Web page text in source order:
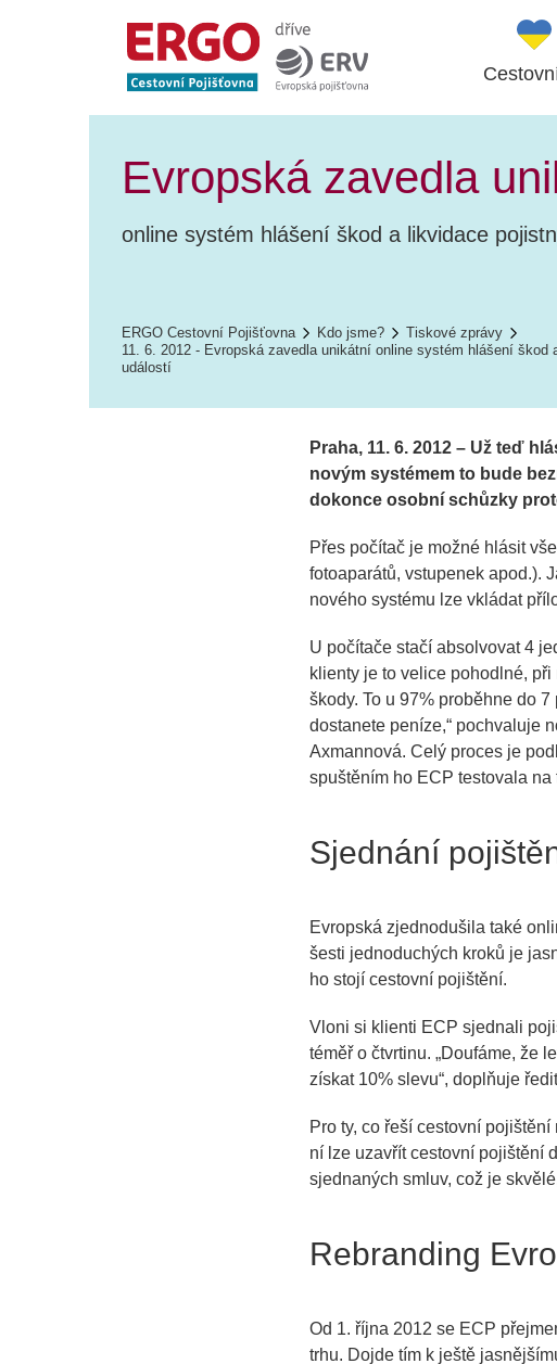
Evropská zavedla
online systém hlášení škod a likvidace
ERGO Cestovní Pojišťovna Kdo jsme?
Tiskové zprávy
11. 6. 2012 - Evropská zavedla unikátní online systém hlášení škod
událostí
Praha, 11. 6. 2012 – Už teď
novým systémem to bude
dokonce osobní schůzky
Přes počítač je možné hlásit
fotoaparátů, vstupenek apod.).
nového systému lze vkládat
U počítače stačí absolvovat 4
klienty je to velice pohodlné,
škody. To u 97% proběhne do
dostanete peníze,“ pochvaluje
Axmannová. Celý proces je
spuštěním ho ECP testovala
Sjednání
Evropská zjednodušila také
šesti jednoduchých kroků je
ho stojí cestovní pojištění.
Vloni si klienti ECP sjednali
téměř o čtvrtinu. „Doufáme, že
získat 10% slevu“, doplňuje
Pro ty, co řeší cestovní
ní lze uzavřít cestovní pojištění
sjednaných smluv, což je
Rebranding
Od 1. října 2012 se ECP
trhu. Dojde tím k ještě